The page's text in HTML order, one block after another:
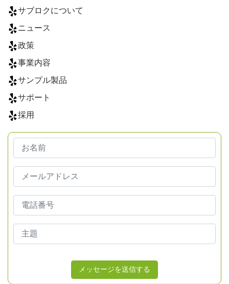
サブロクについて
ニュース
政策
事業内容
サンプル製品
サポート
採用
メッセージを送信する